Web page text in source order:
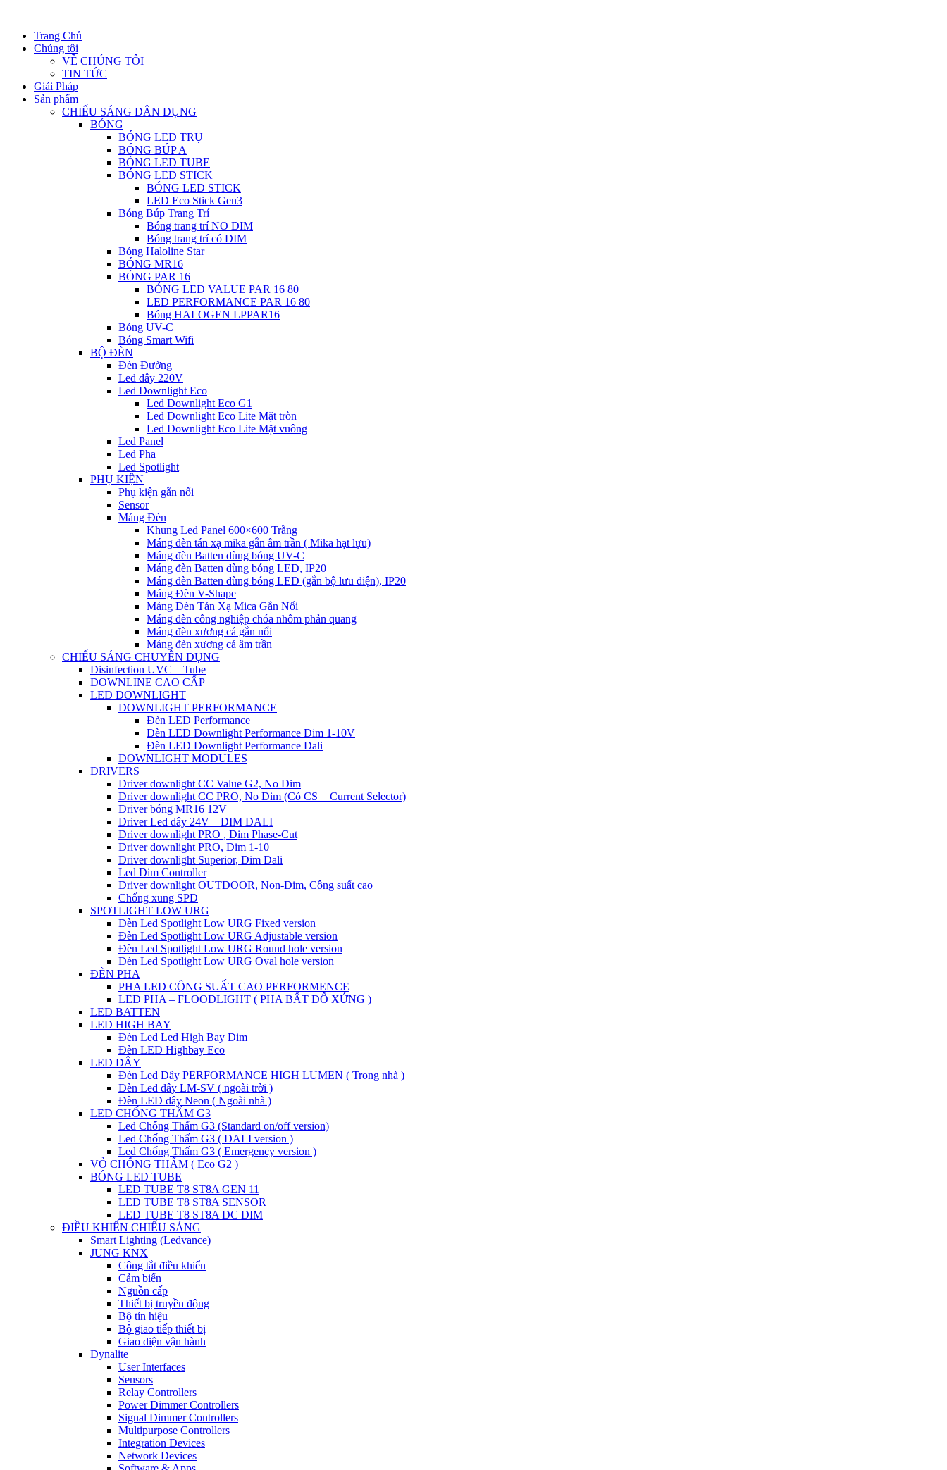
Trang Chủ
Chúng tôi
VỀ CHÚNG TÔI
TIN TỨC
Giải Pháp
Sản phẩm
CHIẾU SÁNG DÂN DỤNG
BÓNG
BÓNG LED TRỤ
BÓNG BÚP A
BÓNG LED TUBE
BÓNG LED STICK
BÓNG LED STICK
LED Eco Stick Gen3
Bóng Búp Trang Trí
Bóng trang trí NO DIM
Bóng trang trí có DIM
Bóng Haloline Star
BÓNG MR16
BÓNG PAR 16
BÓNG LED VALUE PAR 16 80
LED PERFORMANCE PAR 16 80
Bóng HALOGEN LPPAR16
Bóng UV-C
Bóng Smart Wifi
BỘ ĐÈN
Đèn Đường
Led dây 220V
Led Downlight Eco
Led Downlight Eco G1
Led Downlight Eco Lite Mặt tròn
Led Downlight Eco Lite Mặt vuông
Led Panel
Led Pha
Led Spotlight
PHỤ KIỆN
Phụ kiện gắn nổi
Sensor
Máng Đèn
Khung Led Panel 600×600 Trắng
Máng đèn tán xạ mika gắn âm trần ( Mika hạt lựu)
Máng đèn Batten dùng bóng UV-C
Máng đèn Batten dùng bóng LED, IP20
Máng đèn Batten dùng bóng LED (gắn bộ lưu điện), IP20
Máng Đèn V-Shape
Máng Đèn Tán Xạ Mica Gắn Nổi
Máng đèn công nghiệp chóa nhôm phản quang
Máng đèn xương cá gắn nổi
Máng đèn xương cá âm trần
CHIẾU SÁNG CHUYÊN DỤNG
Disinfection UVC – Tube
DOWNLINE CAO CẤP
LED DOWNLIGHT
DOWNLIGHT PERFORMANCE
Đèn LED Performance
Đèn LED Downlight Performance Dim 1-10V
Đèn LED Downlight Performance Dali
DOWNLIGHT MODULES
DRIVERS
Driver downlight CC Value G2, No Dim
Driver downlight CC PRO, No Dim (Có CS = Current Selector)
Driver bóng MR16 12V
Driver Led dây 24V – DIM DALI
Driver downlight PRO , Dim Phase-Cut
Driver downlight PRO, Dim 1-10
Driver downlight Superior, Dim Dali
Led Dim Controller
Driver downlight OUTDOOR, Non-Dim, Công suất cao
Chống xung SPD
SPOTLIGHT LOW URG
Đèn Led Spotlight Low URG Fixed version
Đèn Led Spotlight Low URG Adjustable version
Đèn Led Spotlight Low URG Round hole version
Đèn Led Spotlight Low URG Oval hole version
ĐÈN PHA
PHA LED CÔNG SUẤT CAO PERFORMENCE
LED PHA – FLOODLIGHT ( PHA BẤT ĐỐ XỨNG )
LED BATTEN
LED HIGH BAY
Đèn Led Led High Bay Dim
Đèn LED Highbay Eco
LED DÂY
Đèn Led Dây PERFORMANCE HIGH LUMEN ( Trong nhà )
Đèn Led dây LM-SV ( ngoài trời )
Đèn LED dây Neon ( Ngoài nhà )
LED CHỐNG THẤM G3
Led Chống Thấm G3 (Standard on/off version)
Led Chống Thấm G3 ( DALI version )
Led Chống Thấm G3 ( Emergency version )
VỎ CHỐNG THẤM ( Eco G2 )
BÓNG LED TUBE
LED TUBE T8 ST8A GEN 11
LED TUBE T8 ST8A SENSOR
LED TUBE T8 ST8A DC DIM
ĐIỀU KHIỂN CHIẾU SÁNG
Smart Lighting (Ledvance)
JUNG KNX
Công tắt điều khiển
Cảm biến
Nguồn cấp
Thiết bị truyền động
Bộ tín hiệu
Bộ giao tiếp thiết bị
Giao diện vận hành
Dynalite
User Interfaces
Sensors
Relay Controllers
Power Dimmer Controllers
Signal Dimmer Controllers
Multipurpose Controllers
Integration Devices
Network Devices